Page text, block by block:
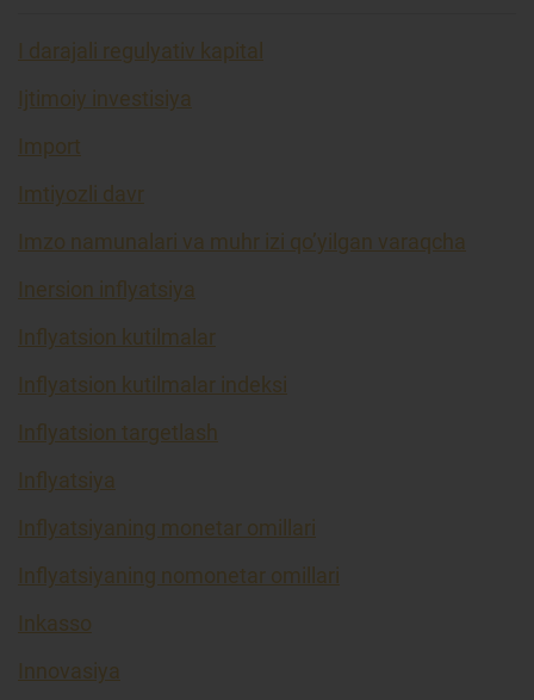
I darajali regulyativ kapital
Ijtimoiy investisiya
Import
Imtiyozli davr
Imzo namunalari va muhr izi qo’yilgan varaqcha
Inersion inflyatsiya
Inflyatsion kutilmalar
Inflyatsion kutilmalar indeksi
Inflyatsion targetlash
Inflyatsiya
Inflyatsiyaning monetar omillari
Inflyatsiyaning nomonetar omillari
Inkasso
Innovasiya